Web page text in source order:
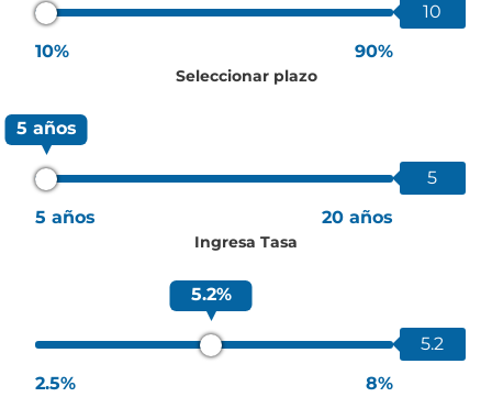
10
10%
90%
Seleccionar plazo
5 años
5
5 años
20 años
Ingresa Tasa
5.2%
5.2
2.5%
8%